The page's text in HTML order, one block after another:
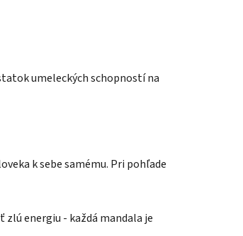
umeleckých schopností na
k sebe samému. Pri pohľade
energiu - každá mandala je